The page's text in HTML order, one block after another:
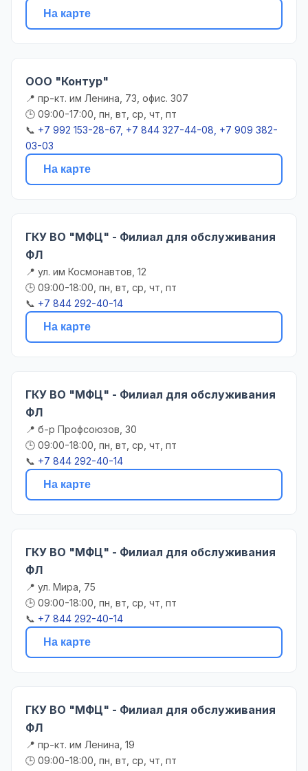
На карте
ООО "Контур"
📍 пр-кт. им Ленина, 73, офис. 307
🕒 09:00-17:00, пн, вт, ср, чт, пт
📞 +7 992 153-28-67, +7 844 327-44-08, +7 909 382-
03-03
На карте
ГКУ ВО "МФЦ" - Филиал для обслуживания
ФЛ
📍 ул. им Космонавтов, 12
🕒 09:00-18:00, пн, вт, ср, чт, пт
📞 +7 844 292-40-14
На карте
ГКУ ВО "МФЦ" - Филиал для обслуживания
ФЛ
📍 б-р Профсоюзов, 30
🕒 09:00-18:00, пн, вт, ср, чт, пт
📞 +7 844 292-40-14
На карте
ГКУ ВО "МФЦ" - Филиал для обслуживания
ФЛ
📍 ул. Мира, 75
🕒 09:00-18:00, пн, вт, ср, чт, пт
📞 +7 844 292-40-14
На карте
ГКУ ВО "МФЦ" - Филиал для обслуживания
ФЛ
📍 пр-кт. им Ленина, 19
🕒 09:00-18:00, пн, вт, ср, чт, пт